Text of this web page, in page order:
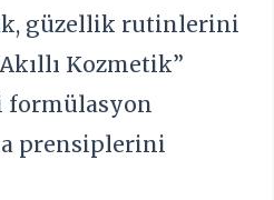
güzellik rutinlerini
Kozmetik”
formülasyon
prensiplerini